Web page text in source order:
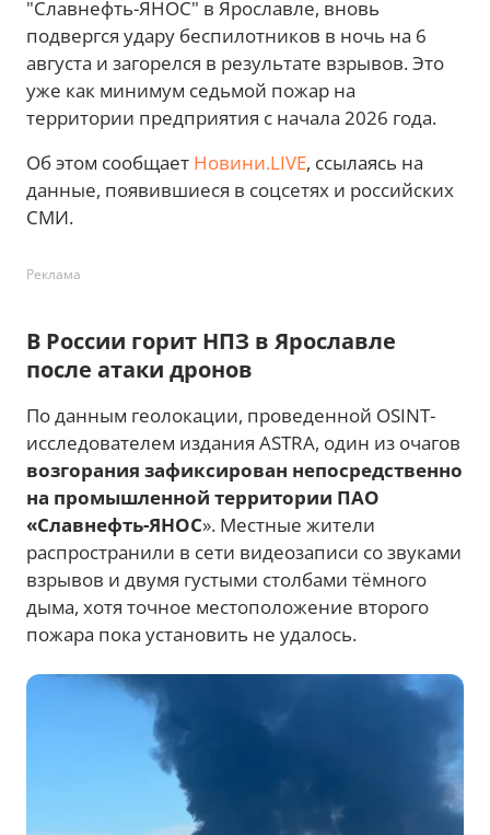
"Славнефть-ЯНОС" в Ярославле, вновь
подвергся удару беспилотников в ночь на 6
августа и загорелся в результате взрывов. Это
уже как минимум седьмой пожар на
территории предприятия с начала 2026 года.
Об этом сообщает Новини.LIVE, ссылаясь на
данные, появившиеся в соцсетях и российских
СМИ.
Реклама
В России горит НПЗ в Ярославле
после атаки дронов
По данным геолокации, проведенной OSINT-
исследователем издания ASTRA, один из очагов
возгорания зафиксирован непосредственно
на промышленной территории ПАО
«Славнефть-ЯНОС». Местные жители
распространили в сети видеозаписи со звуками
взрывов и двумя густыми столбами тёмного
дыма, хотя точное местоположение второго
пожара пока установить не удалось.